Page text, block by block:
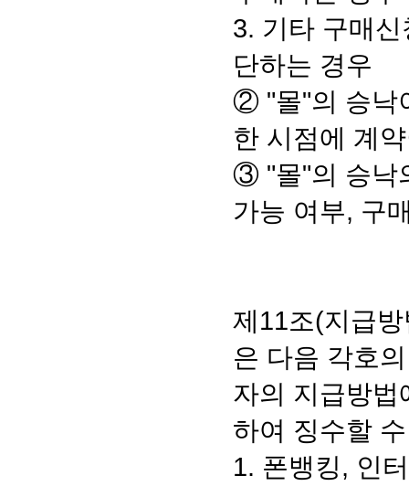
3. 기타 구매
단하는 경우
② "몰"의 승낙
한 시점에 계
③ "몰"의 승낙
가능 여부, 구
제11조(지급
은 다음 각호
자의 지급방
하여 징수할
1. 폰뱅킹, 인